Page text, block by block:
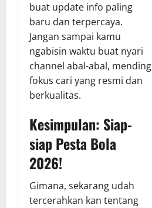
buat update info paling
baru dan terpercaya.
Jangan sampai kamu
ngabisin waktu buat nyari
channel abal-abal, mending
fokus cari yang resmi dan
berkualitas.
Kesimpulan: Siap-
siap Pesta Bola
2026!
Gimana, sekarang udah
tercerahkan kan tentang